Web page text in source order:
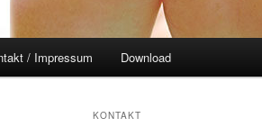
/ Impressum Download
KONTAKT